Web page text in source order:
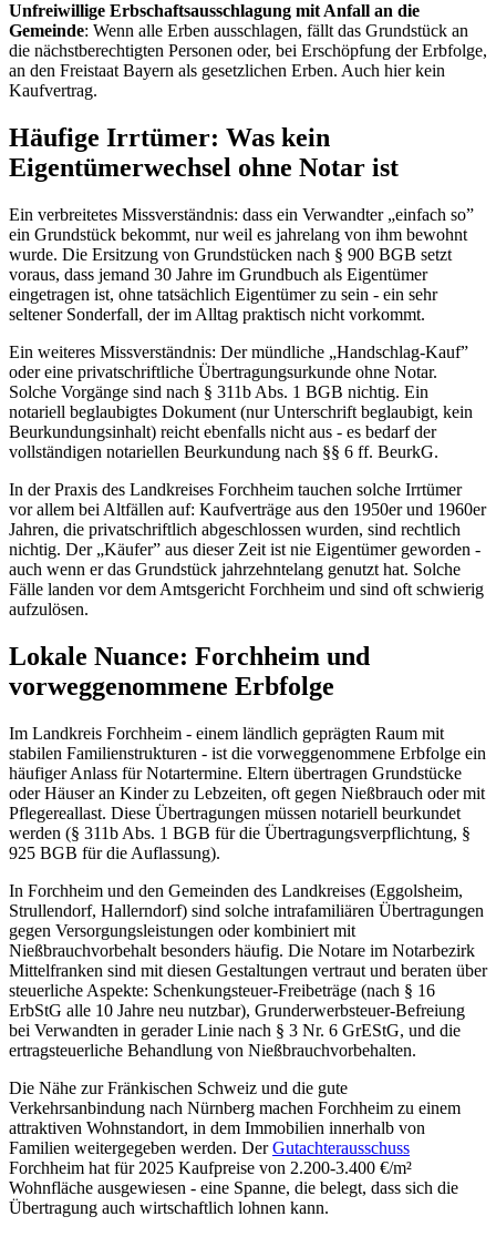
Unfreiwillige Erbschaftsausschlagung mit Anfall an die
Gemeinde: Wenn alle Erben ausschlagen, fällt das Grundstück an
die nächstberechtigten Personen oder, bei Erschöpfung der Erbfolge,
an den Freistaat Bayern als gesetzlichen Erben. Auch hier kein
Kaufvertrag.
Häufige Irrtümer: Was kein
Eigentümerwechsel ohne Notar ist
Ein verbreitetes Missverständnis: dass ein Verwandter „einfach so”
ein Grundstück bekommt, nur weil es jahrelang von ihm bewohnt
wurde. Die Ersitzung von Grundstücken nach § 900 BGB setzt
voraus, dass jemand 30 Jahre im Grundbuch als Eigentümer
eingetragen ist, ohne tatsächlich Eigentümer zu sein - ein sehr
seltener Sonderfall, der im Alltag praktisch nicht vorkommt.
Ein weiteres Missverständnis: Der mündliche „Handschlag-Kauf”
oder eine privatschriftliche Übertragungsurkunde ohne Notar.
Solche Vorgänge sind nach § 311b Abs. 1 BGB nichtig. Ein
notariell beglaubigtes Dokument (nur Unterschrift beglaubigt, kein
Beurkundungsinhalt) reicht ebenfalls nicht aus - es bedarf der
vollständigen notariellen Beurkundung nach §§ 6 ff. BeurkG.
In der Praxis des Landkreises Forchheim tauchen solche Irrtümer
vor allem bei Altfällen auf: Kaufverträge aus den 1950er und 1960er
Jahren, die privatschriftlich abgeschlossen wurden, sind rechtlich
nichtig. Der „Käufer” aus dieser Zeit ist nie Eigentümer geworden -
auch wenn er das Grundstück jahrzehntelang genutzt hat. Solche
Fälle landen vor dem Amtsgericht Forchheim und sind oft schwierig
aufzulösen.
Lokale Nuance: Forchheim und
vorweggenommene Erbfolge
Im Landkreis Forchheim - einem ländlich geprägten Raum mit
stabilen Familienstrukturen - ist die vorweggenommene Erbfolge ein
häufiger Anlass für Notartermine. Eltern übertragen Grundstücke
oder Häuser an Kinder zu Lebzeiten, oft gegen Nießbrauch oder mit
Pflegereallast. Diese Übertragungen müssen notariell beurkundet
werden (§ 311b Abs. 1 BGB für die Übertragungsverpflichtung, §
925 BGB für die Auflassung).
In Forchheim und den Gemeinden des Landkreises (Eggolsheim,
Strullendorf, Hallerndorf) sind solche intrafamiliären Übertragungen
gegen Versorgungsleistungen oder kombiniert mit
Nießbrauchvorbehalt besonders häufig. Die Notare im Notarbezirk
Mittelfranken sind mit diesen Gestaltungen vertraut und beraten über
steuerliche Aspekte: Schenkungsteuer-Freibeträge (nach § 16
ErbStG alle 10 Jahre neu nutzbar), Grunderwerbsteuer-Befreiung
bei Verwandten in gerader Linie nach § 3 Nr. 6 GrEStG, und die
ertragsteuerliche Behandlung von Nießbrauchvorbehalten.
Die Nähe zur Fränkischen Schweiz und die gute
Verkehrsanbindung nach Nürnberg machen Forchheim zu einem
attraktiven Wohnstandort, in dem Immobilien innerhalb von
Familien weitergegeben werden. DerGutachterausschuss
Forchheim hat für 2025 Kaufpreise von 2.200-3.400 €/m²
Wohnfläche ausgewiesen - eine Spanne, die belegt, dass sich die
Übertragung auch wirtschaftlich lohnen kann.